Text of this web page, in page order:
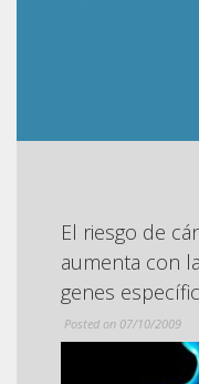
Los niveles
una proteína
mayor riesgo
Posted on 15/06/2009